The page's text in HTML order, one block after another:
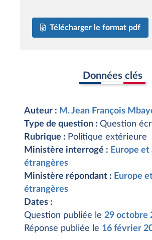
Télécharger le format pdf
Données clés
Auteur : M. Jean François
Type de question : Question
Rubrique : Politique extérieure
Ministère interrogé : Europe
étrangères
Ministère répondant : Europe
étrangères
Dates :
Question publiée le 29 octobre
Réponse publiée le 16 février